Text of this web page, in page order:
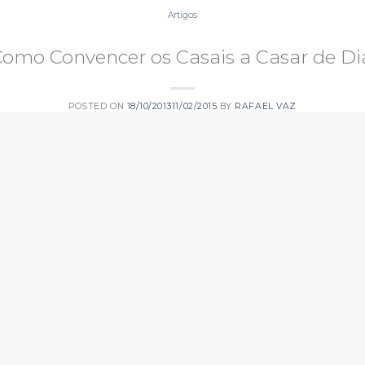
Artigos
Convencer os Casais a Casar de
POSTED ON 18/10/201311/02/2015 BY RAFAEL VAZ